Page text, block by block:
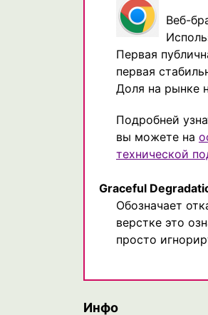
Веб-
Первая
первая
Доля на рынке
Подробней
вы можете на
технической
Graceful
Обозначает
верстке это
просто
Инфо